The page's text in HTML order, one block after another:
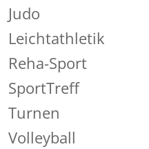
Judo
Leichtathletik
Reha-Sport
SportTreff
Turnen
Volleyball